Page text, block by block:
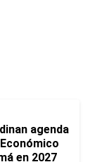
agenda
en 2027